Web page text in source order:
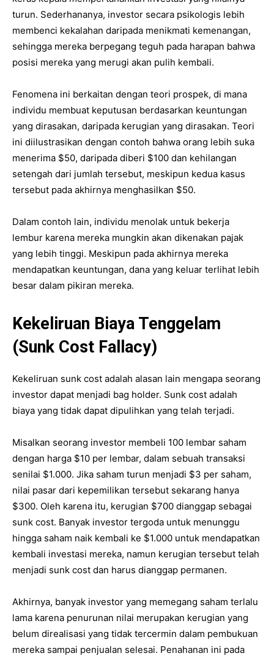
turun. Sederhananya, investor secara psikologis lebih
membenci kekalahan daripada menikmati kemenangan,
sehingga mereka berpegang teguh pada harapan bahwa
posisi mereka yang merugi akan pulih kembali.
Fenomena ini berkaitan dengan teori prospek, di mana
individu membuat keputusan berdasarkan keuntungan
yang dirasakan, daripada kerugian yang dirasakan. Teori
ini diilustrasikan dengan contoh bahwa orang lebih suka
menerima $50, daripada diberi $100 dan kehilangan
setengah dari jumlah tersebut, meskipun kedua kasus
tersebut pada akhirnya menghasilkan $50.
Dalam contoh lain, individu menolak untuk bekerja
lembur karena mereka mungkin akan dikenakan pajak
yang lebih tinggi. Meskipun pada akhirnya mereka
mendapatkan keuntungan, dana yang keluar terlihat lebih
besar dalam pikiran mereka.
Kekeliruan Biaya Tenggelam
(Sunk Cost Fallacy)
Kekeliruan sunk cost adalah alasan lain mengapa seorang
investor dapat menjadi bag holder. Sunk cost adalah
biaya yang tidak dapat dipulihkan yang telah terjadi.
Misalkan seorang investor membeli 100 lembar saham
dengan harga $10 per lembar, dalam sebuah transaksi
senilai $1.000. Jika saham turun menjadi $3 per saham,
nilai pasar dari kepemilikan tersebut sekarang hanya
$300. Oleh karena itu, kerugian $700 dianggap sebagai
sunk cost. Banyak investor tergoda untuk menunggu
hingga saham naik kembali ke $1.000 untuk mendapatkan
kembali investasi mereka, namun kerugian tersebut telah
menjadi sunk cost dan harus dianggap permanen.
Akhirnya, banyak investor yang memegang saham terlalu
lama karena penurunan nilai merupakan kerugian yang
belum direalisasi yang tidak tercermin dalam pembukuan
mereka sampai penjualan selesai. Penahanan ini pada